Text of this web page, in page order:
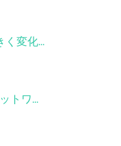
変化...
トワ...